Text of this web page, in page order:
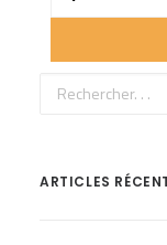
ARTICLES